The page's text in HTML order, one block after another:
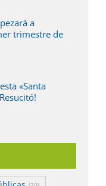
a
trimestre de
«Santa